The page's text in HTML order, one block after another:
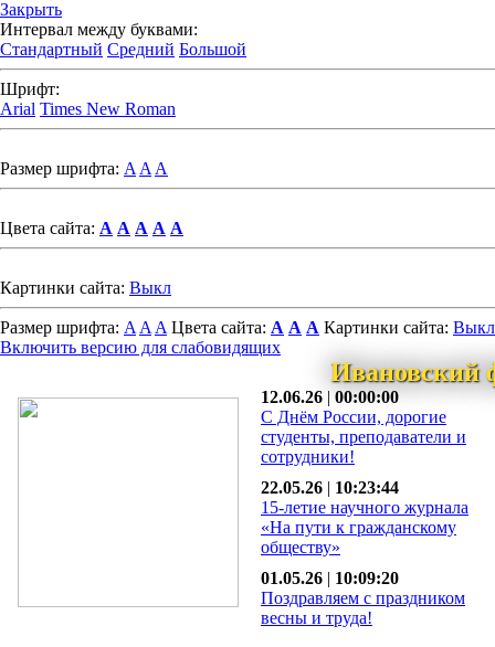
Закрыть
Интервал между буквами:
Стандартный Средний Большой
Шрифт:
Arial Times New Roman
Размер шрифта: A A A
Цвета сайта: A A A A A
Картинки сайта: Выкл
Размер шрифта: A A A Цвета сайта: A A A Картинки сайта: Выкл
Включить версию для слабовидящих
Ивановский
12.06.26 | 00:00:00
С Днём России, дорогие
студенты, преподаватели и
сотрудники!
22.05.26 | 10:23:44
15-летие научного журнала
«На пути к гражданскому
обществу»
01.05.26 | 10:09:20
Поздравляем с праздником
весны и труда!